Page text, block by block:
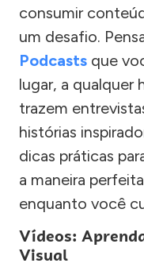
consumir
um desafio.
Podcasts que
lugar, a qualquer
trazem
histórias
dicas práticas
a maneira
enquanto você
Vídeos:
Visual